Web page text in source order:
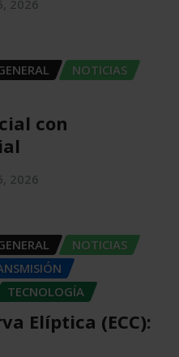
2026
NOTICIAS
con
2026
NOTICIAS
TECNOLOGÍA
Elíptica (ECC):